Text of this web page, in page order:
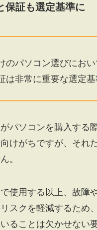
保証も選定基準に
のパソコン選びにお
は非常に重要な選定基
パソコンを購入する
けがちですが、それ
。
使用する以上、故障
スクを軽減するため
ることは欠かせない